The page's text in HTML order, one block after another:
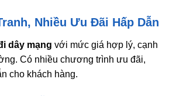
Nhiều Ưu Đãi Hấp Dẫn
dây mạng với mức giá hợp lý, cạnh
Có nhiều chương trình ưu đãi,
cho khách hàng.